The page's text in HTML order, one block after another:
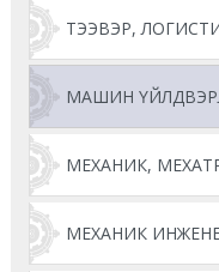
ТЭЭВЭР,
МАШИН
МЕХАНИК,
МЕХАНИК